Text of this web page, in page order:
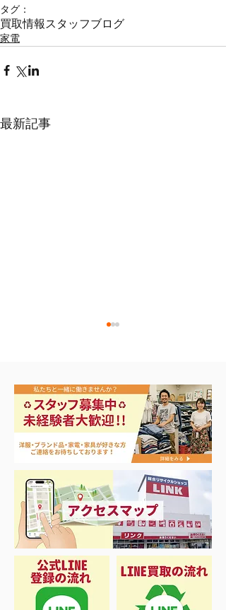
タグ：
買取情報 スタッフブログ
家電
最新記事
夏に向けて冷凍庫！大量
品揃え❗️